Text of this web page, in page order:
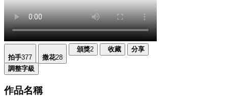
拍手377 撒花28
頒獎2 收藏 分享
調整字級
作品名稱